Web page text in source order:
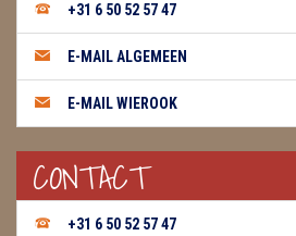
+31 6 50 52 57 47
E-MAIL ALGEMEEN
E-MAIL WIEROOK
CONTACT
+31 6 50 52 57 47